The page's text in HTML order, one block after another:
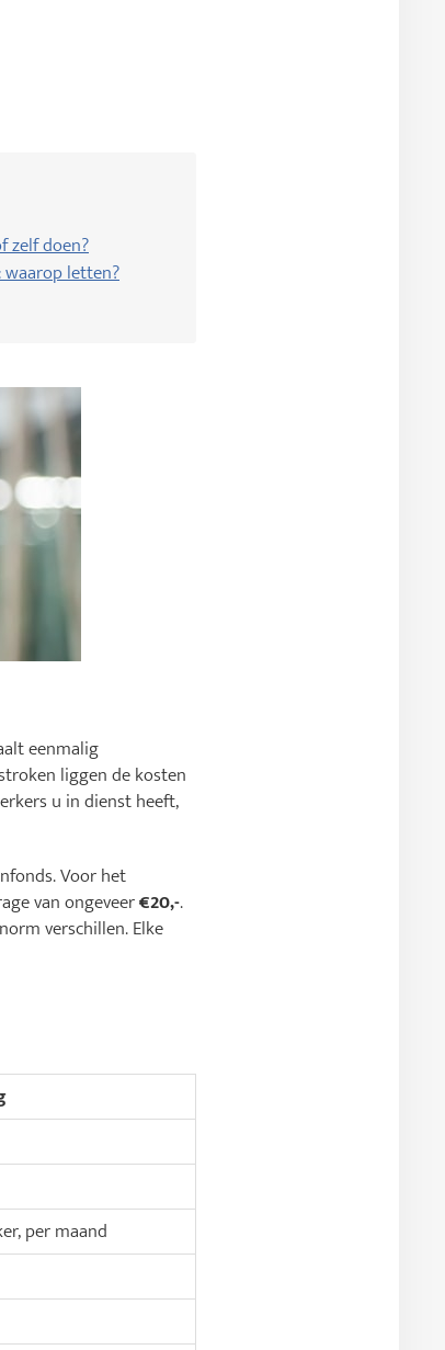
zelf doen?
letten?
eenmalig
liggen de kosten
u in dienst heeft,
Voor het
van ongeveer€20,-.
verschillen. Elke
per maand